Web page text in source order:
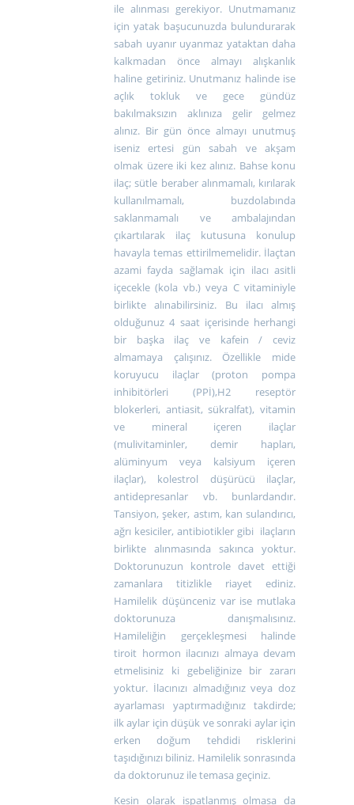
ile alınması gerekiyor. Unutmamanız
için yatak başucunuzda bulundurarak
sabah uyanır uyanmaz yataktan daha
kalkmadan önce almayı alışkanlık
haline getiriniz. Unutmanız halinde ise
açlık tokluk ve gece gündüz
bakılmaksızın aklınıza gelir gelmez
alınız. Bir gün önce almayı unutmuş
iseniz ertesi gün sabah ve akşam
olmak üzere iki kez alınız. Bahse konu
ilaç; sütle beraber alınmamalı, kırılarak
kullanılmamalı, buzdolabında
saklanmamalı ve ambalajından
çıkartılarak ilaç kutusuna konulup
havayla temas ettirilmemelidir. İlaçtan
azami fayda sağlamak için ilacı asitli
içecekle (kola vb.) veya C vitaminiyle
birlikte alınabilirsiniz. Bu ilacı almış
olduğunuz 4 saat içerisinde herhangi
bir başka ilaç ve kafein / ceviz
almamaya çalışınız. Özellikle mide
koruyucu ilaçlar (proton pompa
inhibitörleri (PPİ),H2 reseptör
blokerleri, antiasit, sükralfat), vitamin
ve mineral içeren ilaçlar
(mulivitaminler, demir hapları,
alüminyum veya kalsiyum içeren
ilaçlar), kolestrol düşürücü ilaçlar,
antidepresanlar vb. bunlardandır.
Tansiyon, şeker, astım, kan sulandırıcı,
ağrı kesiciler, antibiotikler gibi ilaçların
birlikte alınmasında sakınca yoktur.
Doktorunuzun kontrole davet ettiği
zamanlara titizlikle riayet ediniz.
Hamilelik düşünceniz var ise mutlaka
doktorunuza danışmalısınız.
Hamileliğin gerçekleşmesi halinde
tiroit hormon ilacınızı almaya devam
etmelisiniz ki gebeliğinize bir zararı
yoktur. İlacınızı almadığınız veya doz
ayarlaması yaptırmadığınız takdirde;
ilk aylar için düşük ve sonraki aylar için
erken doğum tehdidi risklerini
taşıdığınızı biliniz. Hamilelik sonrasında
da doktorunuz ile temasa geçiniz.
Kesin olarak ispatlanmış olmasa da